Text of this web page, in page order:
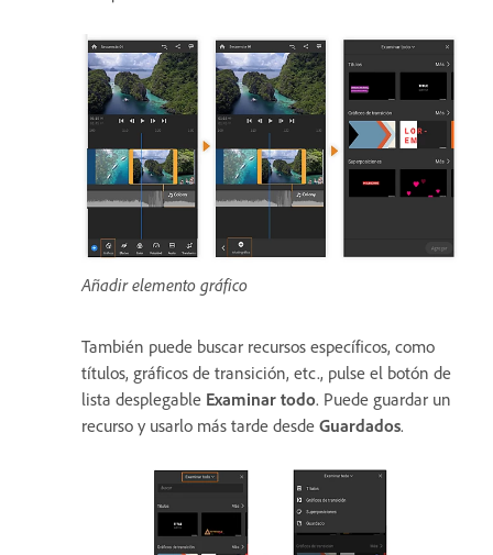
Añadir elemento gráfico
También puede buscar recursos específicos, como
títulos, gráficos de transición, etc., pulse el botón de
lista desplegable Examinar todo. Puede guardar un
recurso y usarlo más tarde desde Guardados.